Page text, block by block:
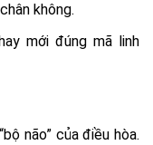
không.
mới đúng mã linh
não” của điều hòa.